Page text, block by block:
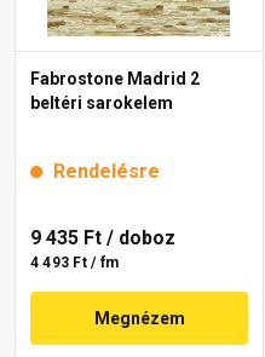
Fabrostone Madrid 2
beltéri sarokelem
Rendelésre
9 435 Ft / doboz
4 493 Ft / fm
Megnézem